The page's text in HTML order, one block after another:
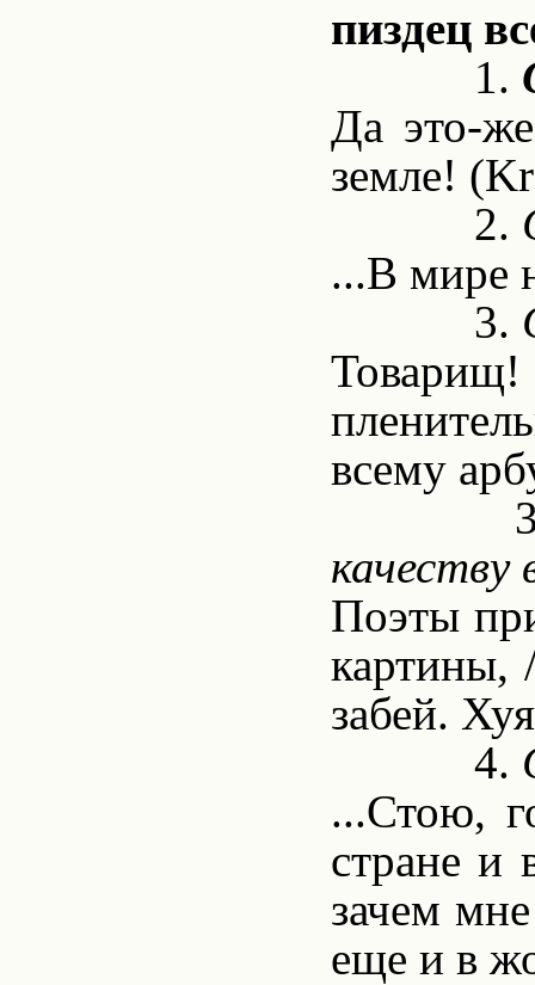
пиздец
1.
Да это-
земле! (
2.
...В мире
3.
Товарищ!
всему
качеству
Поэты
картины,
забей.
4.
...Стою,
стране и
зачем
еще и в